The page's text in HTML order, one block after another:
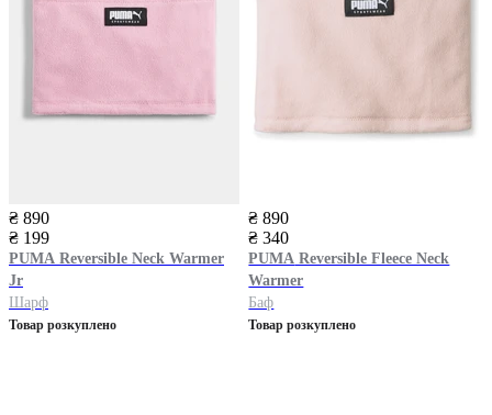
₴ 890
₴ 199
PUMA Reversible Neck Warmer
Jr
Шарф
Товар розкуплено
₴ 890
₴ 340
PUMA Reversible Fleece Neck
Warmer
Баф
Товар розкуплено